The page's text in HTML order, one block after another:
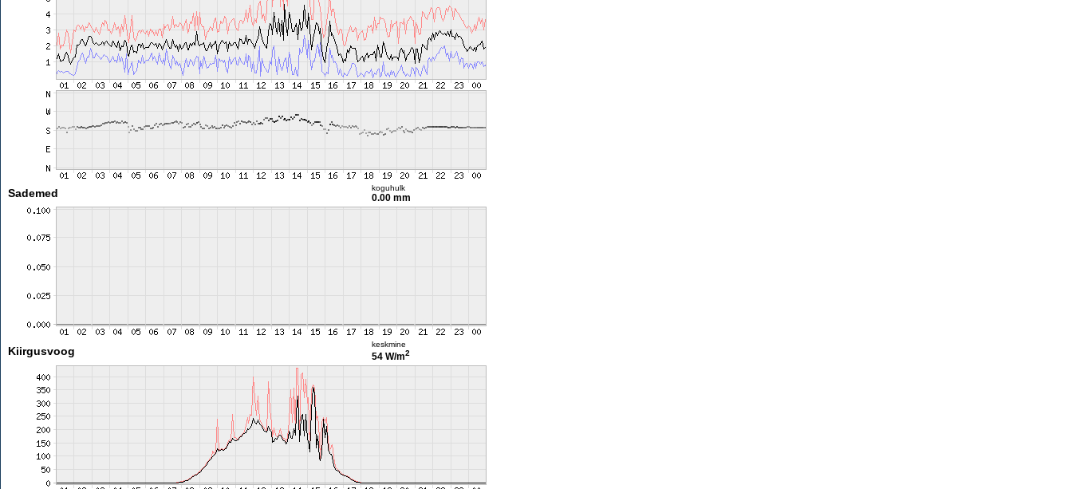
Sademed koguhulk
0.00 mm
Kiirgusvoog
keskmine
54 W/m2